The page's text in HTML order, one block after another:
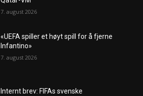
7. august 2026
«UEFA spiller et høyt spill for å fjerne
Infantino»
7. august 2026
Internt brev: FIFAs svenske